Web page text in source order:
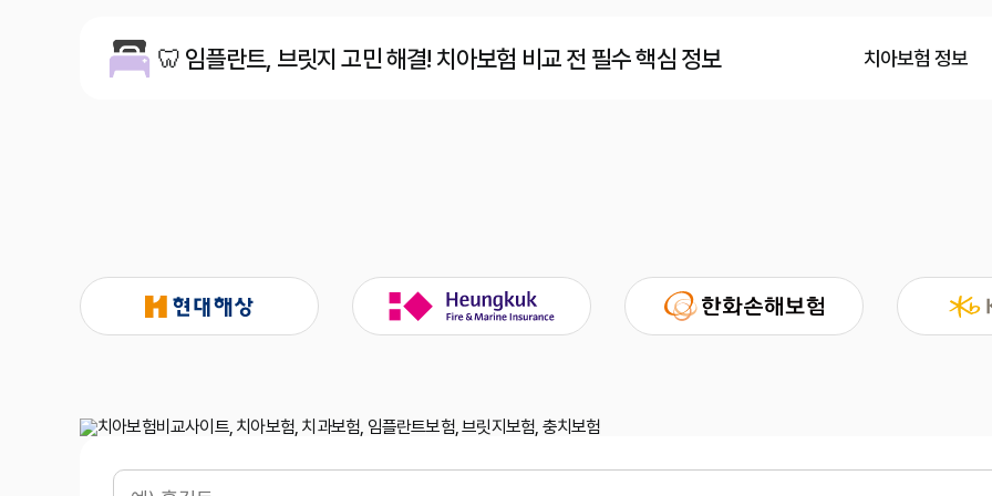
🦷 임플란트, 브릿지 고민 해결! 치아보험 비교 전 필수 핵심 정보 치아보험 정보